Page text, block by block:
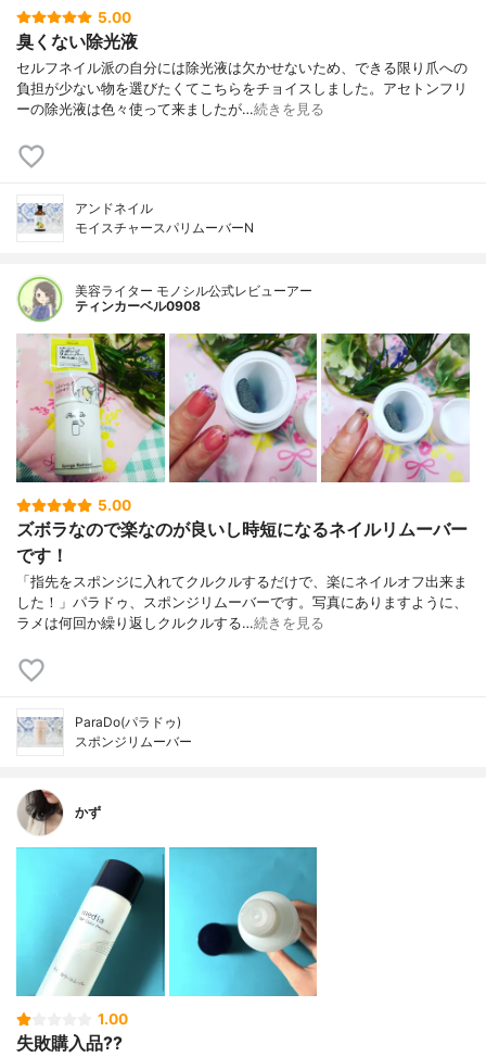
5.00
臭くない除光液
セルフネイル派の自分には除光液は欠かせないため、できる限り爪への
負担が少ない物を選びたくてこちらをチョイスしました。アセトンフリ
ーの除光液は色々使って来ましたが…続きを見る
アンドネイル
モイスチャースパリムーバーN
美容ライター モノシル公式レビューアー
ティンカーベル0908
5.00
ズボラなので楽なのが良いし時短になるネイルリムーバー
です！
「指先をスポンジに入れてクルクルするだけで、楽にネイルオフ出来ま
した！」パラドゥ、スポンジリムーバーです。写真にありますように、
ラメは何回か繰り返しクルクルする…続きを見る
ParaDo(パラドゥ)
スポンジリムーバー
かず
1.00
失敗購入品??